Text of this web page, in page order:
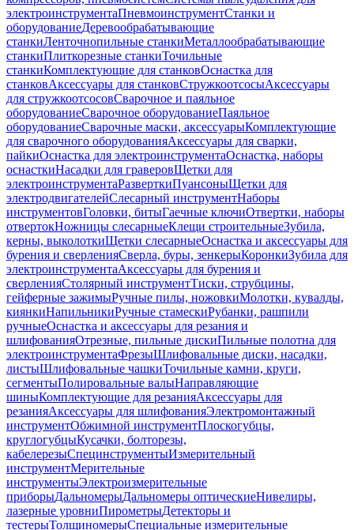
электроинструментаПневмоинструментСтанки и
оборудованиеДеревообрабатывающие
станкиЛенточнопильные станкиМеталлообрабатывающие
станкиПлиткорезные станкиТочильные
станкиКомплектующие для станковОснастка для
станковАксессуары для станковСтружкоотсосыАксессуары
для стружкоотсосовСварочное и паяльное
оборудованиеСварочное оборудованиеПаяльное
оборудованиеСварочные маски, аксессуарыКомплектующие
для сварочного оборудованияАксессуары для сварки,
пайкиОснастка для электроинструментаОснастка, наборы
оснасткиНасадки для граверовЩетки для
электроинструментаРазверткиПуансоныЩетки для
электродвигателейСлесарный инструментНаборы
инструментовГоловки, битыГаечные ключиОтвертки, наборы
отвертокНожницы слесарныеКлещи строительныеЗубила,
керны, выколоткиЩетки слесарныеОснастка и аксессуары для
бурения и сверленияСверла, буры, зенкерыКоронкиЗубила для
электроинструментаАксессуары для бурения и
сверленияСтолярный инструментТиски, струбцины,
гейферные зажимыРучные пилы, ножовкиМолотки, кувалды,
киянкиНапильникиРучные стамескиРубанки, рашпили
ручныеОснастка и аксессуары для резания и
шлифованияОтрезные, пильные дискиПильные полотна для
электроинструментаФрезыШлифовальные диски, насадки,
листыШлифовальные чашкиТочильные камни, круги,
сегментыПолировальные валыНаправляющие
шиныКомплектующие для резанияАксессуары для
резанияАксессуары для шлифованияЭлектромонтажный
инструментОбжимной инструментПлоскогубцы,
круглогубцыКусачки, болторезы,
кабелерезыСпецинструментыИзмерительный
инструментМерительные
инструментыЭлектроизмерительные
приборыДальномерыДальномеры оптическиеНивелиры,
лазерные уровниПирометрыДетекторы и
тестерыТолщиномерыСпециальные измерительные